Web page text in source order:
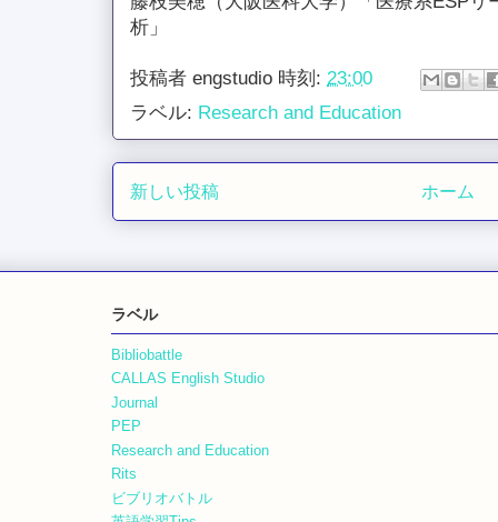
析」
投稿者 engstudio 時刻: 23:00
ラベル: Research and Education
新しい投稿 ホーム
ラベル
Bibliobattle
CALLAS English Studio
Journal
PEP
Research and Education
Rits
ビブリオバトル